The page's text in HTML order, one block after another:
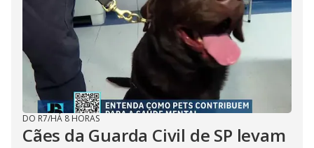
DO R7/HÁ 8 HORAS
Cães da Guarda Civil de SP levam